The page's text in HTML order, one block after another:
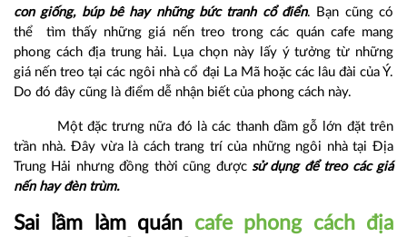
con giống, búp bê hay những bức tranh cổ điển. Bạn cũng có
thể tìm thấy những giá nến treo trong các quán cafe mang
phong cách địa trung hải. Lụa chọn này lấy ý tưởng từ những
giá nến treo tại các ngôi nhà cổ đại La Mã hoặc các lâu đài của Ý.
Do đó đây cũng là điểm dễ nhận biết của phong cách này.
Một đặc trưng nữa đó là các thanh dầm gỗ lớn đặt trên
trần nhà. Đây vừa là cách trang trí của những ngôi nhà tại Địa
Trung Hải nhưng đồng thời cũng được sử dụng để treo các giá
nến hay đèn trùm.
Sai lầm làm quán cafe phong cách địa